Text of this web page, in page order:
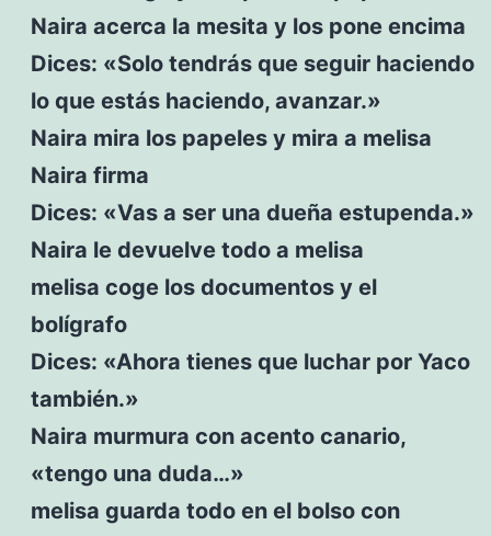
Naira acerca la mesita y los pone encima
Dices: «Solo tendrás que seguir haciendo
lo que estás haciendo, avanzar.»
Naira mira los papeles y mira a melisa
Naira firma
Dices: «Vas a ser una dueña estupenda.»
Naira le devuelve todo a melisa
melisa coge los documentos y el
bolígrafo
Dices: «Ahora tienes que luchar por Yaco
también.»
Naira murmura con acento canario,
«tengo una duda…»
melisa guarda todo en el bolso con